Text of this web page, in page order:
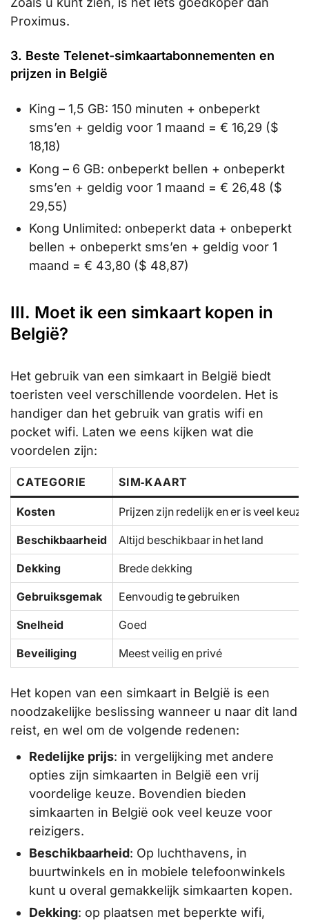
Proximus.
3. Beste Telenet-simkaartabonnementen en
prijzen in België
King – 1,5 GB: 150 minuten + onbeperkt
sms’en + geldig voor 1 maand = € 16,29 ($
18,18)
Kong – 6 GB: onbeperkt bellen + onbeperkt
sms’en + geldig voor 1 maand = € 26,48 ($
29,55)
Kong Unlimited: onbeperkt data + onbeperkt
bellen + onbeperkt sms’en + geldig voor 1
maand = € 43,80 ($ 48,87)
III. Moet ik een simkaart kopen in
België?
Het gebruik van een simkaart in België biedt
toeristen veel verschillende voordelen. Het is
handiger dan het gebruik van gratis wifi en
pocket wifi. Laten we eens kijken wat die
voordelen zijn:
CATEGORIE SIM‑KAART
Kosten Prijzen zijn redelijk en er is veel
Beschikbaarheid Altijd beschikbaar in het land
Dekking Brede dekking
Gebruiksgemak Eenvoudig te gebruiken
Snelheid Goed
Beveiliging Meest veilig en privé
Het kopen van een simkaart in België is een
noodzakelijke beslissing wanneer u naar dit land
reist, en wel om de volgende redenen:
Redelijke prijs: in vergelijking met andere
opties zijn simkaarten in België een vrij
voordelige keuze. Bovendien bieden
simkaarten in België ook veel keuze voor
reizigers.
Beschikbaarheid: Op luchthavens, in
buurtwinkels en in mobiele telefoonwinkels
kunt u overal gemakkelijk simkaarten kopen.
Dekking: op plaatsen met beperkte wifi,